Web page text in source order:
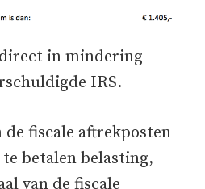
in mindering
IRS.
de fiscale aftrekposten
betalen belasting,
van de fiscale